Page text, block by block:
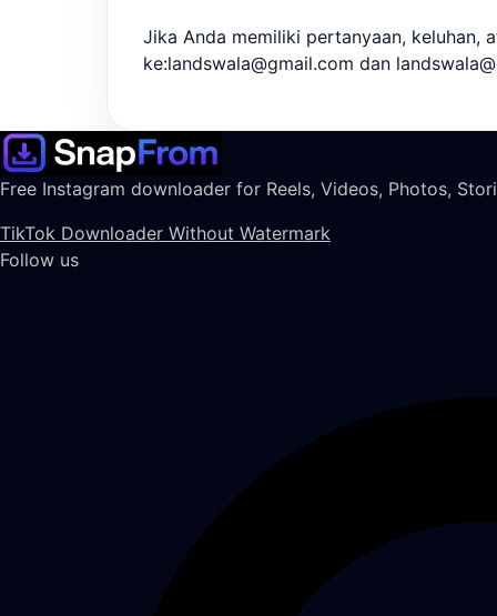
Jika Anda memiliki pertanyaan, keluhan,
ke:landswala@gmail.com dan
Free Instagram downloader for Reels, Videos, Photos,
TikTok Downloader Without Watermark
Follow us